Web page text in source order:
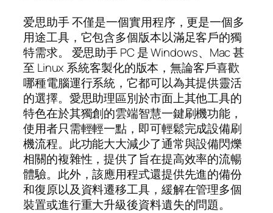
爱思助手 不僅是一個實用程序，更是一個多
用途工具，它包含多個版本以滿足客戶的獨
特需求。 爱思助手 PC 是 Windows、Mac 甚
至 Linux 系統客製化的版本，無論客戶喜歡
哪種電腦運行系統，它都可以為其提供靈活
的選擇。愛思助理區別於市面上其他工具的
特色在於其獨創的雲端智慧一鍵刷機功能，
使用者只需輕輕一點，即可輕鬆完成設備刷
機流程。此功能大大減少了通常與設備閃爍
相關的複雜性，提供了旨在提高效率的流暢
體驗。此外，該應用程式還提供先進的備份
和復原以及資料遷移工具，緩解在管理多個
裝置或進行重大升級後資料遺失的問題。